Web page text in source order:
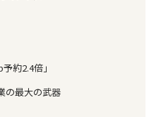
約2.4倍」
の最大の武器